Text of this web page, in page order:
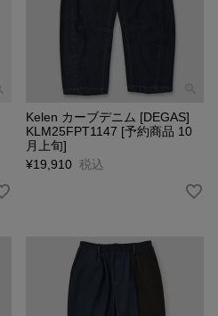
Kelen カーブデニム [DEGAS]
KLM25FPT1147 [予約商品 10
月上旬]
¥19,910 税込